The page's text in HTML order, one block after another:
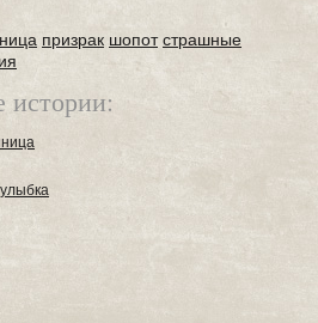
призрак шопот страшные
истории: